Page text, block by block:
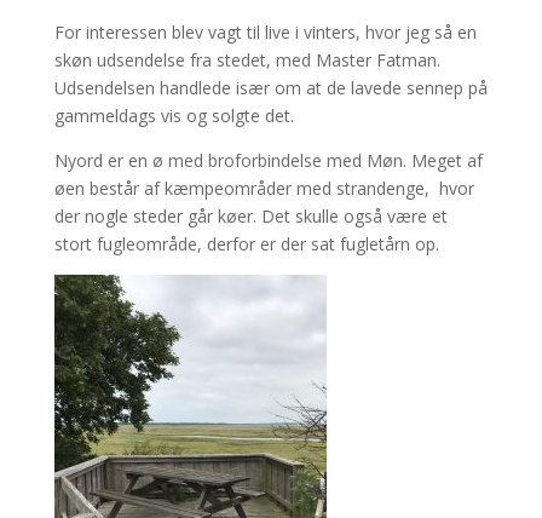
For interessen blev vagt til live i vinters, hvor jeg så en
skøn udsendelse fra stedet, med Master Fatman.
Udsendelsen handlede især om at de lavede sennep på
gammeldags vis og solgte det.
Nyord er en ø med broforbindelse med Møn. Meget af
øen består af kæmpeområder med strandenge, hvor
der nogle steder går køer. Det skulle også være et
stort fugleområde, derfor er der sat fugletårn op.